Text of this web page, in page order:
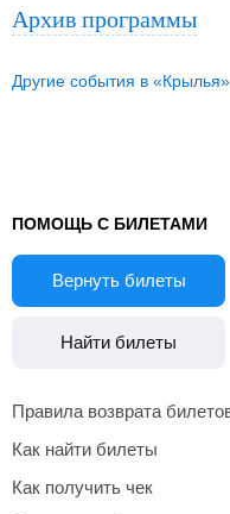
Архив программы
Другие события в «Крылья»
ПОМОЩЬ С БИЛЕТАМИ
Вернуть билеты
Найти билеты
Правила возврата
Как найти билеты
Как получить чек